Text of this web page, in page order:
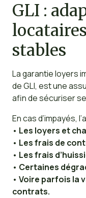
GLI :
stables
La garantie loyers
de GLI, est une
afin de sécuriser
En cas d’impayés,
• Les loyers et
• Les frais de
• Les frais
• Certaines
• Voire parfois la
contrats.